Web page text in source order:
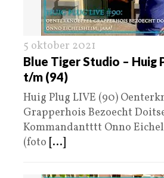
5 oktober 2021
Blue Tiger Studio – Huig
t/m (94)
Huig Plug LIVE (90)
Grapperhois Bezoecht
Kommandantttt Onno
(foto [...]